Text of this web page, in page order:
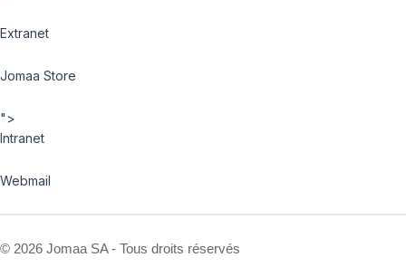
Extranet
Jomaa Store
">
Intranet
Webmail
© 2026 Jomaa SA - Tous droits réservés